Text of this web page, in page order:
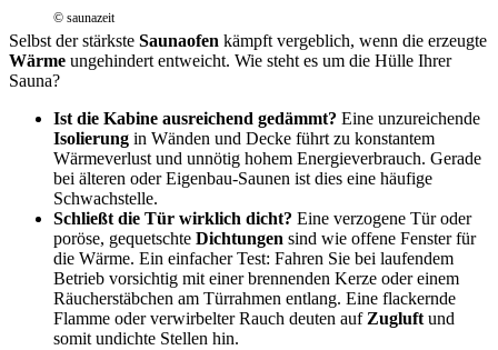
© saunazeit
Selbst der stärkste Saunaofen kämpft vergeblich, wenn die erzeugte
Wärme ungehindert entweicht. Wie steht es um die Hülle Ihrer
Sauna?
Ist die Kabine ausreichend gedämmt? Eine unzureichende
Isolierung in Wänden und Decke führt zu konstantem
Wärmeverlust und unnötig hohem Energieverbrauch. Gerade
bei älteren oder Eigenbau-Saunen ist dies eine häufige
Schwachstelle.
Schließt die Tür wirklich dicht? Eine verzogene Tür oder
poröse, gequetschte Dichtungen sind wie offene Fenster für
die Wärme. Ein einfacher Test: Fahren Sie bei laufendem
Betrieb vorsichtig mit einer brennenden Kerze oder einem
Räucherstäbchen am Türrahmen entlang. Eine flackernde
Flamme oder verwirbelter Rauch deuten auf Zugluft und
somit undichte Stellen hin.